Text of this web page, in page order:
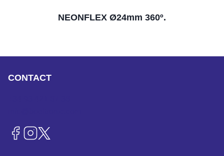
NEONFLEX Ø24mm 360º.
CONTACT